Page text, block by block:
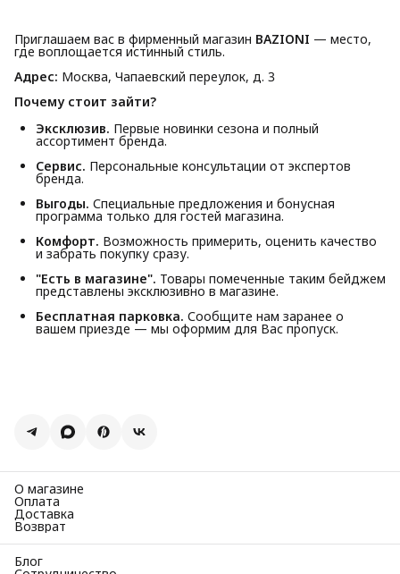
Приглашаем вас в фирменный магазин BAZIONI — место,
где воплощается истинный стиль.
Адрес: Москва, Чапаевский переулок, д. 3
Почему стоит зайти?
Эксклюзив. Первые новинки сезона и полный
ассортимент бренда.
Сервис. Персональные консультации от экспертов
бренда.
Выгоды. Специальные предложения и бонусная
программа только для гостей магазина.
Комфорт. Возможность примерить, оценить качество
и забрать покупку сразу.
"Есть в магазине". Товары помеченные таким бейджем
представлены эксклюзивно в магазине.
Бесплатная парковка. Сообщите нам заранее о
вашем приезде — мы оформим для Вас пропуск.
О магазине
Оплата
Доставка
Возврат
Блог